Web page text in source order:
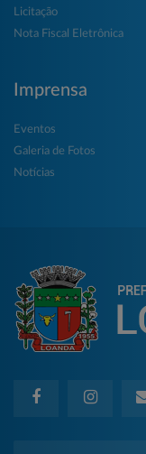
Licitação
Nota Fiscal Eletrônica
Imprensa
Eventos
Galeria de Fotos
Notícias